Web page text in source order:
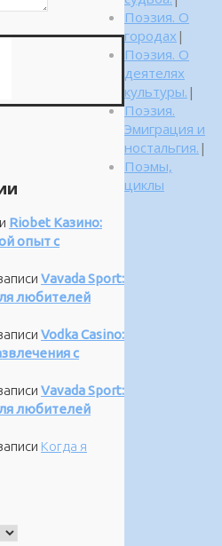
Riobet Казино:
опыт с
Vavada Sport:
любителей
Vodka Casino:
с
Vavada Sport:
любителей
Когда я
Поэзия. О
городах |
Поэзия. О
деятелях
культуры. |
Поэзия.
Эмиграция и
ностальгия. |
Поэмы,
циклы